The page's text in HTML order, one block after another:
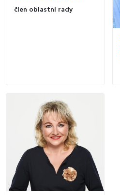
člen oblastní rady